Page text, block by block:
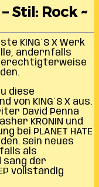
Stil: Rock ~
KING´S X Werk
andernfalls
diese
von KING´S X aus.
David Penna
KRONIN und
bei PLANET HATE
Sein neues
als
sang der
vollständig